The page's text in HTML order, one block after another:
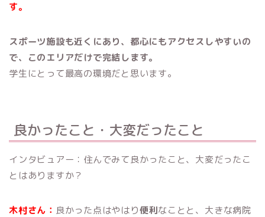
す。
スポーツ施設も近くにあり、都心にもアクセスしやすいの
で、このエリアだけで完結します。
学生にとって最高の環境だと思います。
良かったこと・大変だったこと
インタビュアー：住んでみて良かったこと、大変だったこ
とはありますか？
木村さん： 良かった点はやはり便利なことと、大きな病院